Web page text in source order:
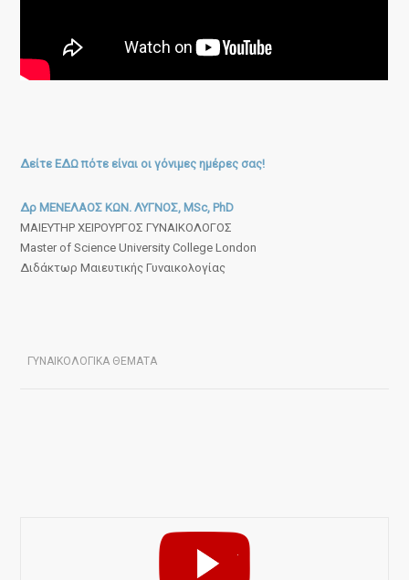
Δείτε ΕΔΩ πότε είναι οι γόνιμες ημέρες σας!
Δρ ΜΕΝΕΛΑΟΣ ΚΩΝ. ΛΥΓΝΟΣ, MSc, PhD
ΜΑΙΕΥΤΗΡ ΧΕΙΡΟΥΡΓΟΣ ΓΥΝΑΙΚΟΛΟΓΟΣ
Master of Science University College London
Διδάκτωρ Μαιευτικής Γυναικολογίας
ΓΥΝΑΙΚΟΛΟΓΙΚΑ ΘΕΜΑΤΑ